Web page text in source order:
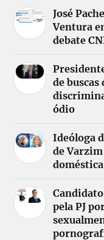
José
Ventura
debate
de buscas
ódio
Ideóloga
de
pela PJ